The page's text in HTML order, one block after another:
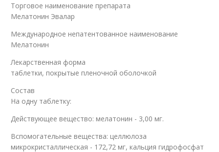
Торговое наименование препарата
Мелатонин Эвалар
Международное непатентованное наименование
Мелатонин
Лекарственная форма
таблетки, покрытые пленочной оболочкой
Состав
На одну таблетку:
Действующее вещество: мелатонин - 3,00 мг.
Вспомогательные вещества: целлюлоза
микрокристаллическая - 172,72 мг, кальция гидрофосфат